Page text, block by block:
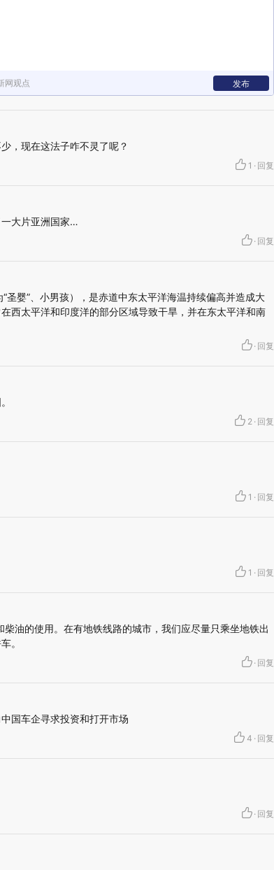
网观点 发布
，现在这法子咋不灵了呢？
1 · 回复
大片亚洲国家…
· 回复
圣婴”、小男孩），是赤道中东太平洋海温持续偏高并造成大
西太平洋和印度洋的部分区域导致干旱，并在东太平洋和南
· 回复
2 · 回复
1 · 回复
1 · 回复
柴油的使用。在有地铁线路的城市，我们应尽量只乘坐地铁出
。
· 回复
国车企寻求投资和打开市场
4 · 回复
· 回复